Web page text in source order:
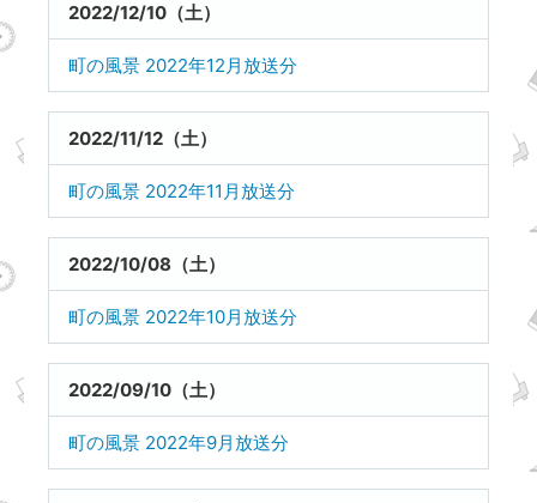
2022/12/10（土）
町の風景 2022年12月放送分
2022/11/12（土）
町の風景 2022年11月放送分
2022/10/08（土）
町の風景 2022年10月放送分
2022/09/10（土）
町の風景 2022年9月放送分